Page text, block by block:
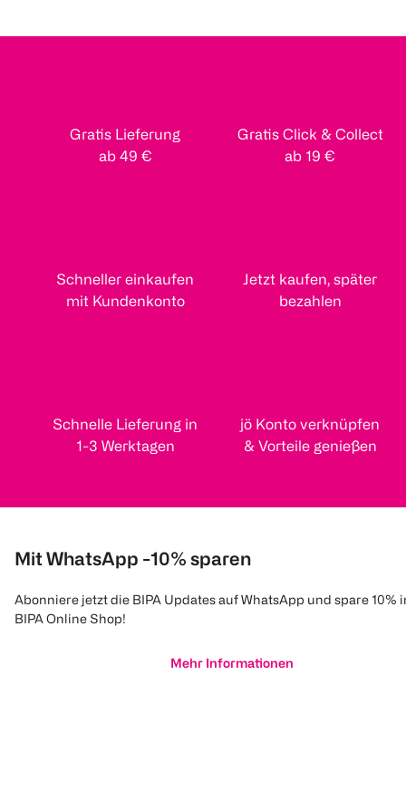
Gratis Lieferung
ab 49 €
Gratis Click & Collect
ab 19 €
Schneller einkaufen
mit Kundenkonto
Jetzt kaufen, später
bezahlen
Schnelle Lieferung in
1-3 Werktagen
jö Konto verknüpfen
& Vorteile genießen
Mit WhatsApp -10% sparen
Abonniere jetzt die BIPA Updates auf WhatsApp und spare 10%
BIPA Online Shop!
Mehr Informationen